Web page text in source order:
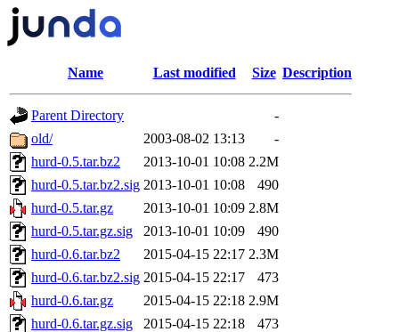
Name Last modified Size Description
Parent Directory
-
old/
2003-08-02 13:13
-
hurd-0.5.tar.bz2
2013-10-01 10:08 2.2M
hurd-0.5.tar.bz2.sig 2013-10-01 10:08
490
hurd-0.5.tar.gz
2013-10-01 10:09 2.8M
hurd-0.5.tar.gz.sig
2013-10-01 10:09
490
hurd-0.6.tar.bz2
2015-04-15 22:17 2.3M
hurd-0.6.tar.bz2.sig 2015-04-15 22:17
473
hurd-0.6.tar.gz
2015-04-15 22:18 2.9M
hurd-0.6.tar.gz.sig
2015-04-15 22:18
473